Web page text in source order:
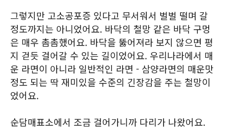
그렇지만 고소공포증 있다고 무서워서 벌벌 떨며 갈
정도까지는 아니었어요. 바닥의 철망 같은 바닥 구멍
은 매우 촘촘했어요. 바닥을 뚫어져라 보지 않으면 평
지 걷듯 걸어갈 수 있는 길이었어요. 우리나라에서 매
운 라면이 아니라 일반적인 라면 - 삼양라면의 매운맛
정도 되는 딱 재미있을 수준의 긴장감을 주는 철망이
었어요.
순담매표소에서 조금 걸어가니까 다리가 나왔어요.